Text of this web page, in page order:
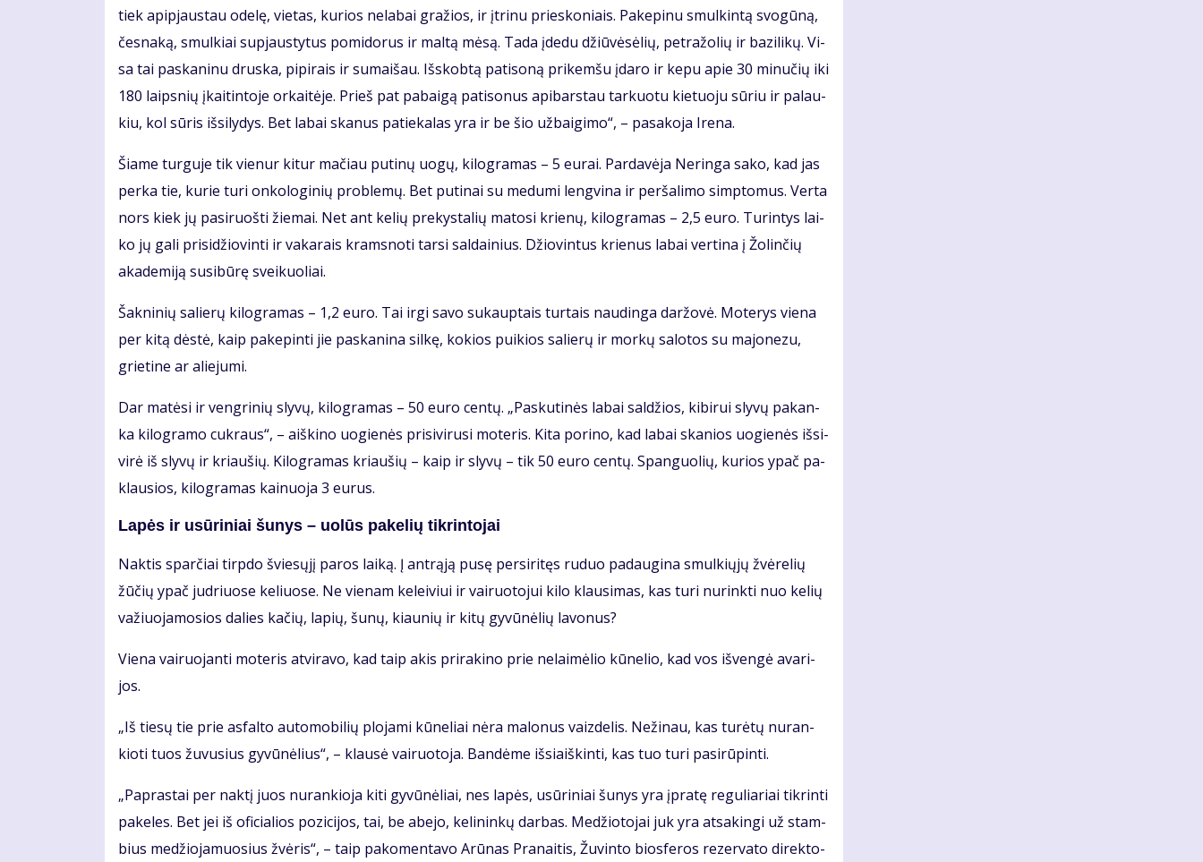
tiek api­pjaus­tau ode­lę, vie­tas, ku­rios ne­la­bai gra­žios, ir įtri­nu prie­sko­niais. Pa­ke­pi­nu smul­kin­tą svo­gū­ną,
čes­na­ką, smul­kiai su­pjaus­ty­tus po­mi­do­rus ir mal­tą mė­są. Ta­da įde­du džiū­vė­sė­lių, pet­ra­žo­lių ir ba­zi­li­kų. Vi­
sa tai pa­ska­ni­nu drus­ka, pi­pi­rais ir su­mai­šau. Iš­skob­tą pa­ti­so­ną pri­kem­šu įda­ro ir ke­pu apie 30 mi­nu­čių iki
180 laips­nių įkai­tin­to­je or­kai­tė­je. Prieš pat pa­bai­gą pa­ti­so­nus api­bars­tau tar­kuo­tu kie­tuo­ju sū­riu ir pa­lau­
kiu, kol sū­ris iš­si­ly­dys. Bet la­bai ska­nus pa­tie­ka­las yra ir be šio už­bai­gi­mo“, – pa­sa­ko­ja Ire­na.
Šia­me tur­gu­je tik vie­nur ki­tur ma­čiau pu­ti­nų uo­gų, ki­log­ra­mas – 5 eu­rai. Par­da­vė­ja Ne­rin­ga sa­ko, kad jas
per­ka tie, ku­rie tu­ri on­ko­lo­gi­nių pro­ble­mų. Bet pu­ti­nai su me­du­mi leng­vi­na ir per­ša­li­mo simp­to­mus. Ver­ta
nors kiek jų pa­si­ruoš­ti žie­mai. Net ant ke­lių pre­kys­ta­lių ma­to­si krie­nų, ki­log­ra­mas – 2,5 eu­ro. Tu­rin­tys lai­
ko jų ga­li pri­si­džio­vin­ti ir va­ka­rais kram­sno­ti tar­si sal­dai­nius. Džio­vin­tus krie­nus la­bai ver­ti­na į Žo­lin­čių
aka­de­mi­ją su­si­bū­rę svei­kuo­liai.
Šak­ni­nių sa­lie­rų ki­log­ra­mas – 1,2 eu­ro. Tai ir­gi sa­vo su­kaup­tais tur­tais nau­din­ga dar­žo­vė. Mo­te­rys vie­na
per ki­tą dės­tė, kaip pa­ke­pin­ti jie pa­ska­ni­na sil­kę, ko­kios pui­kios sa­lie­rų ir mor­kų sa­lo­tos su ma­jo­ne­zu,
grie­ti­ne ar alie­ju­mi.
Dar ma­tė­si ir veng­ri­nių sly­vų, ki­log­ra­mas – 50 eu­ro cen­tų. „Pas­ku­ti­nės la­bai sal­džios, ki­bi­rui sly­vų pa­kan­
ka ki­log­ra­mo cuk­raus“, – aiš­ki­no uo­gie­nės pri­si­vi­ru­si mo­te­ris. Ki­ta po­ri­no, kad la­bai ska­nios uo­gie­nės iš­si­
vi­rė iš sly­vų ir kriau­šių. Ki­log­ra­mas kriau­šių – kaip ir sly­vų – tik 50 eu­ro cen­tų. Span­guo­lių, ku­rios ypač pa­
klau­sios, ki­log­ra­mas kai­nuo­ja 3 eu­rus.
La­pės ir usū­ri­niai šu­nys – uo­lūs pa­ke­lių tik­rin­to­jai
Nak­tis spar­čiai tirp­do švie­sų­jį pa­ros lai­ką. Į ant­rą­ją pu­sę per­si­ri­tęs ru­duo pa­dau­gi­na smul­kių­jų žvė­re­lių
žū­čių ypač jud­riuo­se ke­liuo­se. Ne vie­nam ke­lei­viui ir vai­ruo­to­jui ki­lo klau­si­mas, kas tu­ri nu­rink­ti nuo ke­lių
va­žiuo­ja­mo­sios da­lies ka­čių, la­pių, šu­nų, kiau­nių ir ki­tų gy­vū­nė­lių la­vo­nus?
Vie­na vai­ruo­jan­ti mo­te­ris at­vi­ra­vo, kad taip akis pri­ra­ki­no prie ne­lai­mė­lio kū­ne­lio, kad vos iš­ven­gė ava­ri­
jos.
„Iš tie­sų tie prie as­fal­to au­to­mo­bi­lių plo­ja­mi kū­ne­liai nė­ra ma­lo­nus vaiz­de­lis. Ne­ži­nau, kas tu­rė­tų nu­ran­
kio­ti tuos žu­vu­sius gy­vū­nė­lius“, – klau­sė vai­ruo­to­ja. Ban­dė­me iš­si­aiš­kin­ti, kas tuo tu­ri pa­si­rū­pin­ti.
„Pa­pras­tai per nak­tį juos nu­ran­kio­ja ki­ti gy­vū­nė­liai, nes la­pės, usū­ri­niai šu­nys yra įpra­tę re­gu­lia­riai tik­rin­ti
pa­ke­les. Bet jei iš ofi­cia­lios po­zi­ci­jos, tai, be abe­jo, ke­li­nin­kų dar­bas. Me­džio­to­jai juk yra at­sa­kin­gi už stam­
bius me­džio­ja­muo­sius žvė­ris“, – taip pa­ko­men­ta­vo Arū­nas Pra­nai­tis, Žu­vin­to bios­fe­ros re­zer­va­to di­rek­to­